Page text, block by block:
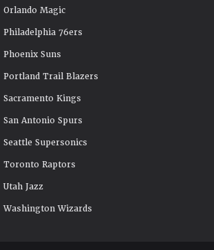
Orlando Magic
Philadelphia 76ers
Phoenix Suns
Portland Trail Blazers
Sacramento Kings
San Antonio Spurs
Seattle Supersonics
Toronto Raptors
Utah Jazz
Washington Wizards